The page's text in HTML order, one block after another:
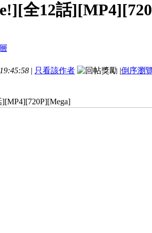
全12話
| 只看該作者 |倒序瀏